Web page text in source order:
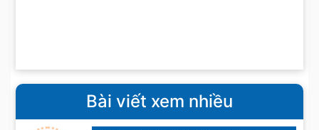
Bài viết xem nhiều